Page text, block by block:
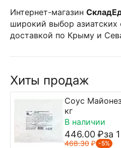
Интернет-магазин
широкий выбор азиатских
доставкой по Крыму и
Хиты продаж
Соус
кг
В наличии
446.00₽за
468.30₽ -5%